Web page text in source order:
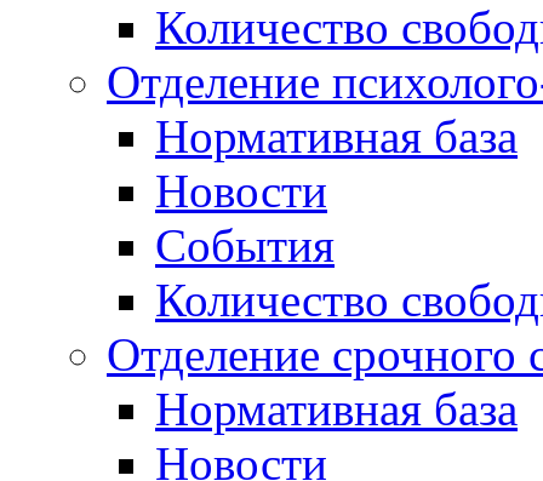
Количество
Отделение
Нормативная база
Новости
События
Количество
Отделение срочного
Нормативная база
Новости